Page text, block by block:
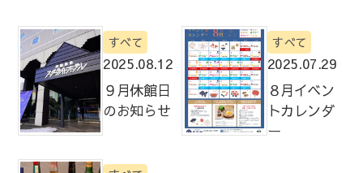
すべて
2025.08.12
９月休館日
のお知らせ
すべて
2025.07.29
８月イベン
トカレンダ
ー